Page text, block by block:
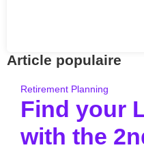
Article populaire
Retirement Planning
Find your
with the